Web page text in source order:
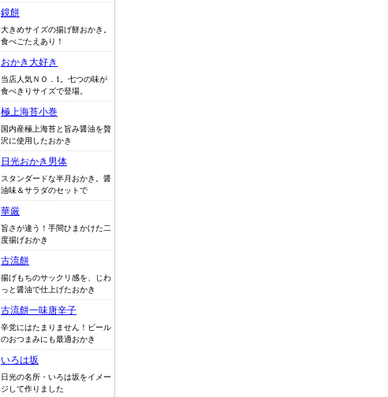
鏡餅
大きめサイズの揚げ餅おかき。
食べごたえあり！
おかき大好き
当店人気ＮＯ．1。七つの味が
食べきりサイズで登場。
極上海苔小巻
国内産極上海苔と旨み醤油を贅
沢に使用したおかき
日光おかき男体
スタンダードな半月おかき。醤
油味＆サラダのセットで
華厳
旨さが違う！手間ひまかけた二
度揚げおかき
古流餅
揚げもちのサックリ感を、じわ
っと醤油で仕上げたおかき
古流餅一味唐辛子
辛党にはたまりません！ビール
のおつまみにも最適おかき
いろは坂
日光の名所・いろは坂をイメー
ジして作りました